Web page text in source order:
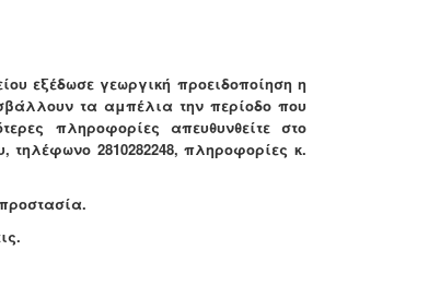
εξέδωσε γεωργική προειδοποίηση η
τα αμπέλια την περίοδο που
πληροφορίες απευθυνθείτε στο
τηλέφωνο 2810282248, πληροφορίες κ.